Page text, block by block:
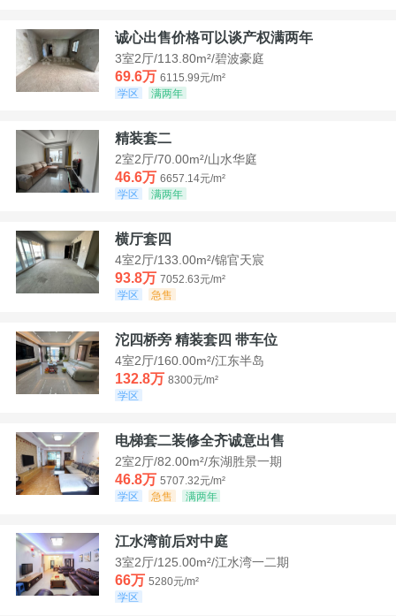
诚心出售价格可以谈产权满两年
3室2厅/113.80m²/碧波豪庭
69.6万 6115.99元/m²
学区
满两年
精装套二
2室2厅/70.00m²/山水华庭
46.6万 6657.14元/m²
学区
满两年
横厅套四
4室2厅/133.00m²/锦官天宸
93.8万 7052.63元/m²
学区
急售
沱四桥旁 精装套四 带车位
4室2厅/160.00m²/江东半岛
132.8万 8300元/m²
学区
电梯套二装修全齐诚意出售
2室2厅/82.00m²/东湖胜景一期
46.8万 5707.32元/m²
学区
急售 满两年
江水湾前后对中庭
3室2厅/125.00m²/江水湾一二期
66万 5280元/m²
学区